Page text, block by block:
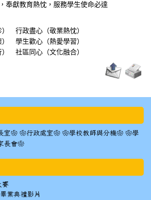
奉獻教育熱忱，服務學生使命必達
行政盡心（敬業熱忱）
學生歡心（熱愛學習）
） 社區同心（文化融合）
室❀ ❀行政處室❀ ❀學校教師與分機❀ ❀學
長會❀
賽
業典禮影片